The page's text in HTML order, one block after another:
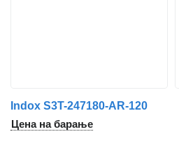
Indox S3T-247180-AR-120
Цена на барање